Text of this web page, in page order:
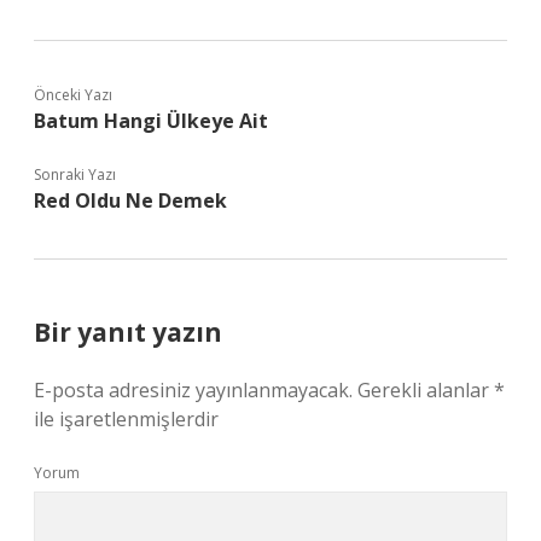
Önceki Yazı
Batum Hangi Ülkeye Ait
Sonraki Yazı
Red Oldu Ne Demek
Bir yanıt yazın
E-posta adresiniz yayınlanmayacak. Gerekli alanlar*
ile işaretlenmişlerdir
Yorum